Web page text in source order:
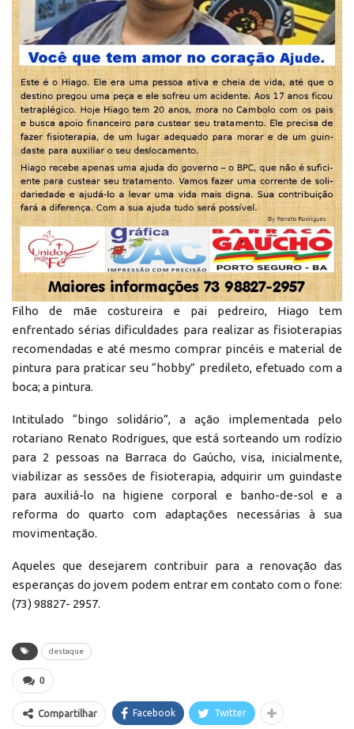
Filho de mãe costureira e pai pedreiro, Hiago tem
enfrentado sérias dificuldades para realizar as fisioterapias
recomendadas e até mesmo comprar pincéis e material de
pintura para praticar seu “hobby” predileto, efetuado com a
boca; a pintura.
Intitulado “bingo solidário”, a ação implementada pelo
rotariano Renato Rodrigues, que está sorteando um rodízio
para 2 pessoas na Barraca do Gaúcho, visa, inicialmente,
viabilizar as sessões de fisioterapia, adquirir um guindaste
para auxiliá-lo na higiene corporal e banho-de-sol e a
reforma do quarto com adaptações necessárias à sua
movimentação.
Aqueles que desejarem contribuir para a renovação das
esperanças do jovem podem entrar em contato com o fone:
(73) 98827- 2957.
destaque
0
Compartilhar Facebook Twitter